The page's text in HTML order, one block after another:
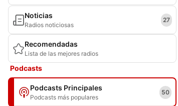
Noticias
Radios noticiosas
27
Recomendadas
Lista de las mejores radios
Podcasts
Podcasts Principales
Podcasts más populares
50